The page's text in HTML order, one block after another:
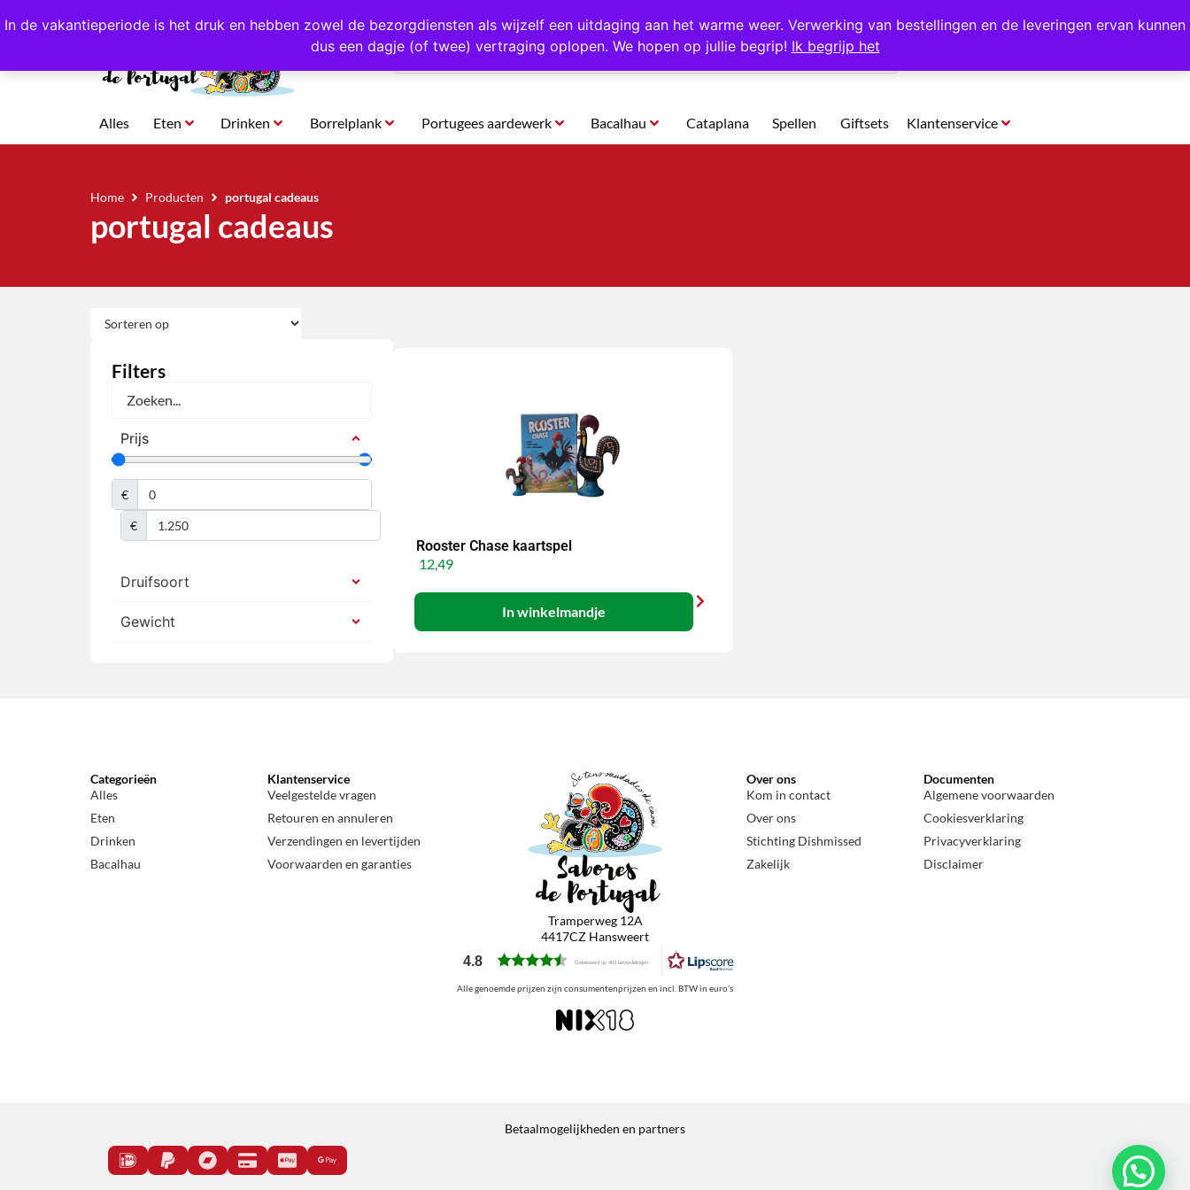
In de vakantieperiode is het druk en hebben zowel de bezorgdiensten als wijzelf een uitdaging aan het warme weer. Verwerking van bestellingen en de leveringen ervan kunnen
dus een dagje (of twee) vertraging oplopen. We hopen op jullie begrip! Ik begrijp het
4,8/5,0 sterren beoordeeld! Eigen import uit Portugal Altijd 1000 verschillende producten op voorraad Gratis op te halen in Hansweert
Alles Eten Drinken Borrelplank Portugees aardewerk Bacalhau Cataplana Spellen Giftsets Klantenservice
Home Producten portugal cadeaus
portugal cadeaus
Filters
Prijs
€
€
Druifsoort
Gewicht
Rooster Chase kaartspel
12,49
In winkelmandje
Categorieën
Alles
Eten
Drinken
Bacalhau
Klantenservice
Veelgestelde vragen
Retouren en annuleren
Verzendingen en levertijden
Voorwaarden en garanties
Tramperweg 12A
4417CZ Hansweert
4.8 Gebaseerd op 403 beoordelingen
Alle genoemde prijzen zijn consumentenprijzen en incl. BTW in euro’s
Over ons
Kom in contact
Over ons
Stichting Dishmissed
Zakelijk
Documenten
Algemene voorwaarden
Cookiesverklaring
Privacyverklaring
Disclaimer
Betaalmogelijkheden en partners